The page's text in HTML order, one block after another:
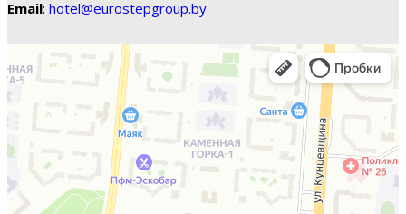
Email: hotel@eurostepgroup.by